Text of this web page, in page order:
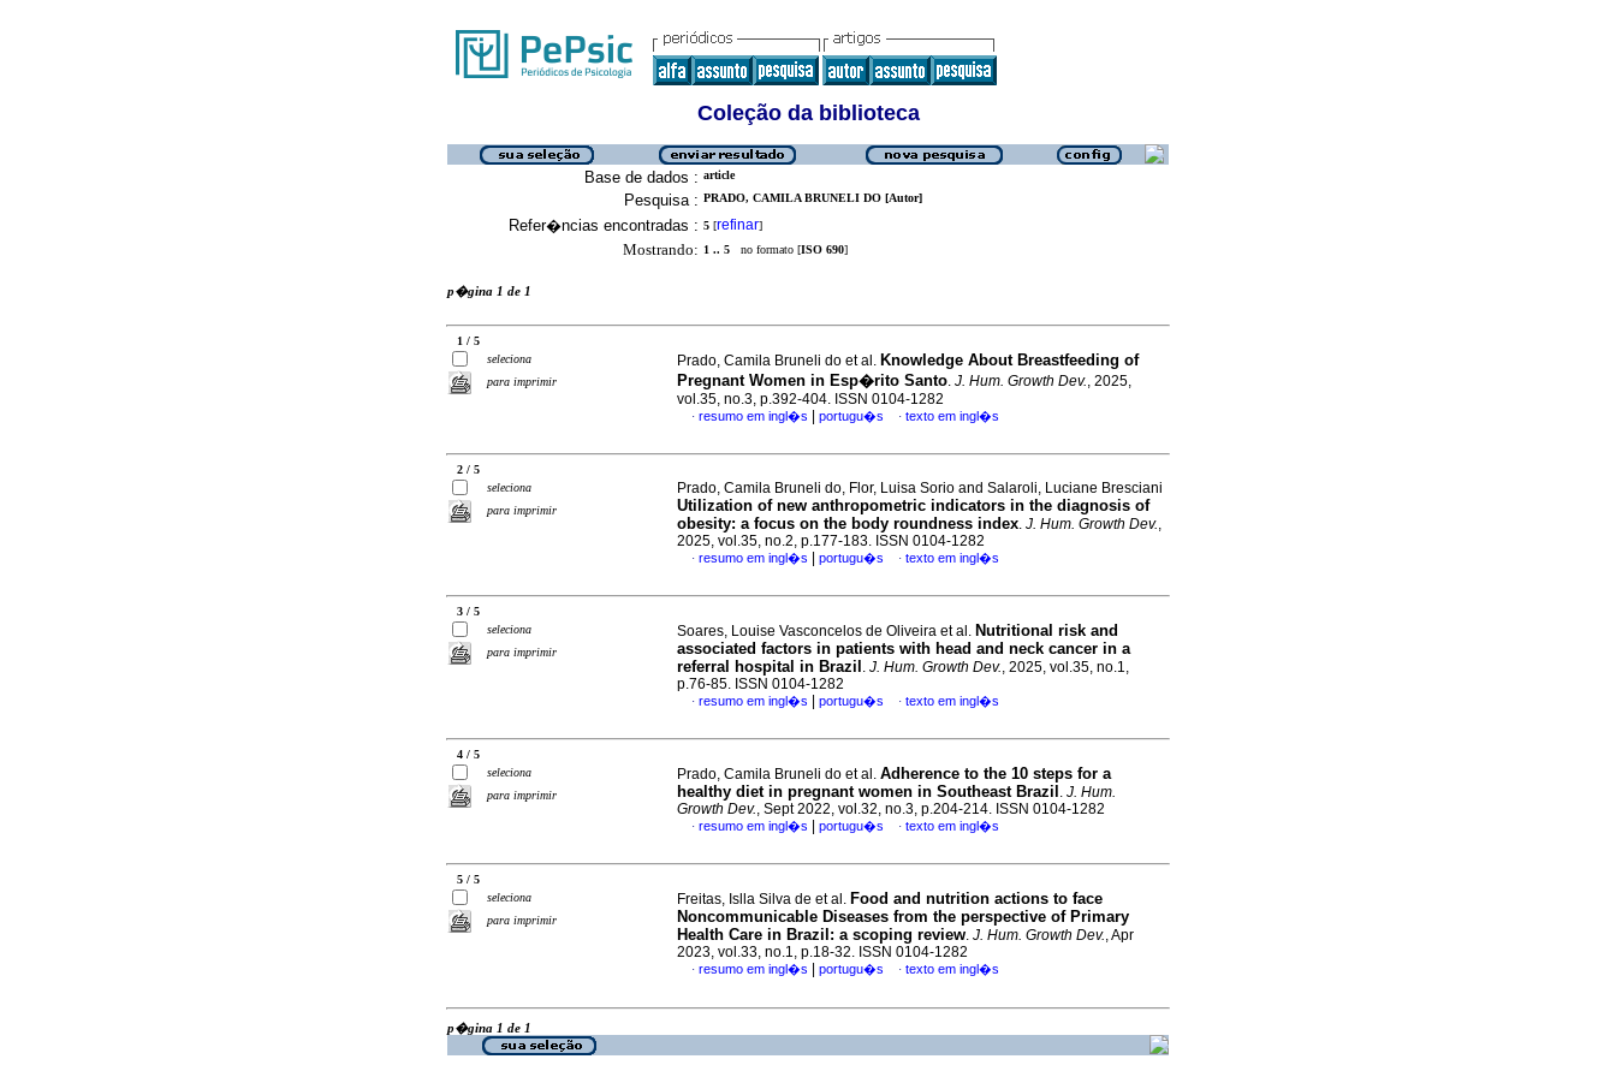
Coleção da biblioteca
Base de dados : article
Pesquisa : PRADO, CAMILA BRUNELI DO [Autor]
Refer�ncias encontradas : 5 [refinar]
Mostrando: 1 .. 5 no formato [ISO 690]
p�gina 1 de 1
1 / 5
seleciona
para imprimir
Prado, Camila Bruneli do et al. Knowledge About Breastfeeding of
Pregnant Women in Esp�rito Santo. J. Hum. Growth Dev., 2025,
vol.35, no.3, p.392-404. ISSN 0104-1282
· resumo em ingl�s portugu�s · texto em ingl�s
2 / 5
seleciona
para imprimir
Prado, Camila Bruneli do, Flor, Luisa Sorio and Salaroli, Luciane Bresciani
Utilization of new anthropometric indicators in the diagnosis of
obesity: a focus on the body roundness index. J. Hum. Growth Dev.,
2025, vol.35, no.2, p.177-183. ISSN 0104-1282
· resumo em ingl�s portugu�s · texto em ingl�s
3 / 5
seleciona
para imprimir
Soares, Louise Vasconcelos de Oliveira et al. Nutritional risk and
associated factors in patients with head and neck cancer in a
referral hospital in Brazil . J. Hum. Growth Dev., 2025, vol.35, no.1,
p.76-85. ISSN 0104-1282
· resumo em ingl�s portugu�s · texto em ingl�s
4 / 5
seleciona
para imprimir
Prado, Camila Bruneli do et al. Adherence to the 10 steps for a
healthy diet in pregnant women in Southeast Brazil . J. Hum.
Growth Dev., Sept 2022, vol.32, no.3, p.204-214. ISSN 0104-1282
· resumo em ingl�s portugu�s · texto em ingl�s
5 / 5
seleciona
para imprimir
Freitas, Islla Silva de et al. Food and nutrition actions to face
Noncommunicable Diseases from the perspective of Primary
Health Care in Brazil: a scoping review. J. Hum. Growth Dev., Apr
2023, vol.33, no.1, p.18-32. ISSN 0104-1282
· resumo em ingl�s portugu�s · texto em ingl�s
p�gina 1 de 1